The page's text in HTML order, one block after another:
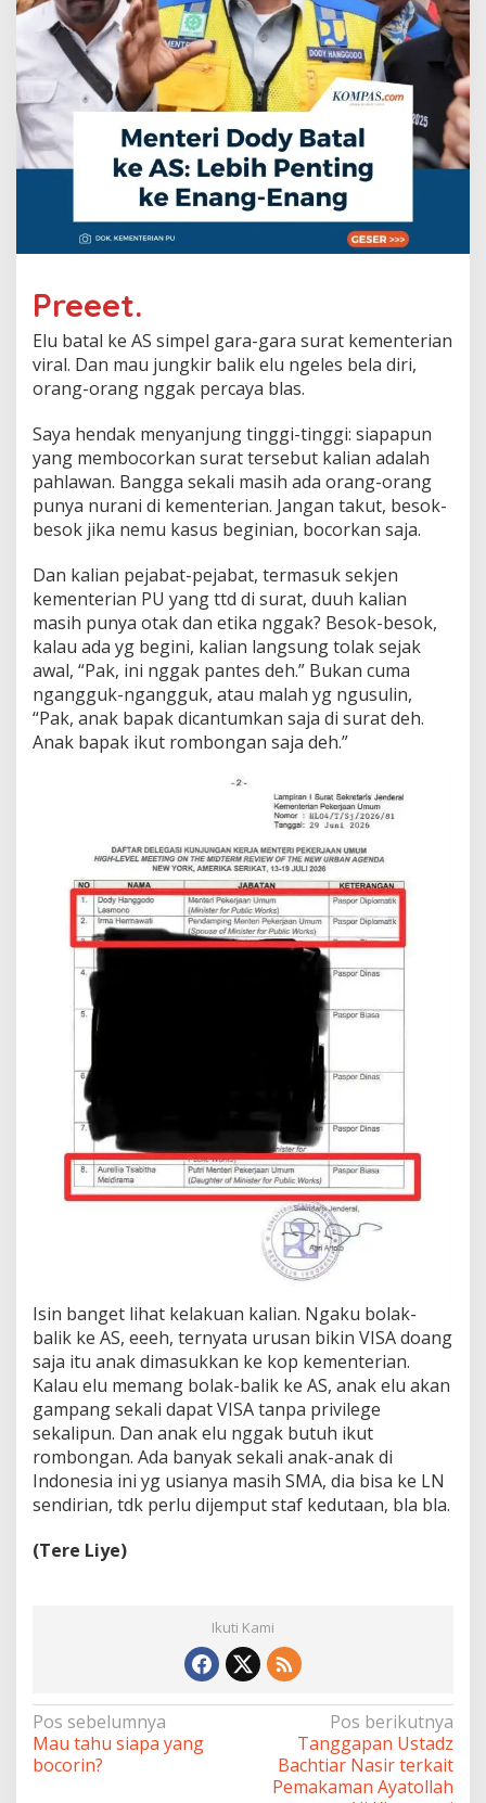
Preeet.
Elu batal ke AS simpel gara-gara surat kementerian
viral. Dan mau jungkir balik elu ngeles bela diri,
orang-orang nggak percaya blas.
Saya hendak menyanjung tinggi-tinggi: siapapun
yang membocorkan surat tersebut kalian adalah
pahlawan. Bangga sekali masih ada orang-orang
punya nurani di kementerian. Jangan takut, besok-
besok jika nemu kasus beginian, bocorkan saja.
Dan kalian pejabat-pejabat, termasuk sekjen
kementerian PU yang ttd di surat, duuh kalian
masih punya otak dan etika nggak? Besok-besok,
kalau ada yg begini, kalian langsung tolak sejak
awal, “Pak, ini nggak pantes deh.” Bukan cuma
ngangguk-ngangguk, atau malah yg ngusulin,
“Pak, anak bapak dicantumkan saja di surat deh.
Anak bapak ikut rombongan saja deh.”
Isin banget lihat kelakuan kalian. Ngaku bolak-
balik ke AS, eeeh, ternyata urusan bikin VISA doang
saja itu anak dimasukkan ke kop kementerian.
Kalau elu memang bolak-balik ke AS, anak elu akan
gampang sekali dapat VISA tanpa privilege
sekalipun. Dan anak elu nggak butuh ikut
rombongan. Ada banyak sekali anak-anak di
Indonesia ini yg usianya masih SMA, dia bisa ke LN
sendirian, tdk perlu dijemput staf kedutaan, bla bla.
(Tere Liye)
Ikuti Kami
Navigasi
pos
Pos sebelumnya
Mau tahu siapa yang
bocorin?
Pos berikutnya
Tanggapan Ustadz
Bachtiar Nasir terkait
Pemakaman Ayatollah